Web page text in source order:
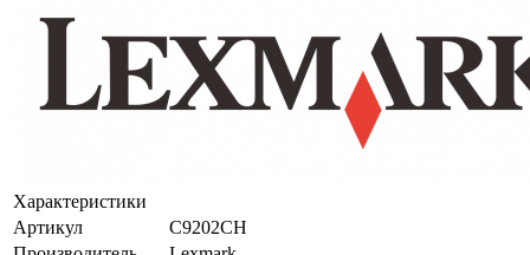
Характеристики
Артикул
C9202CH